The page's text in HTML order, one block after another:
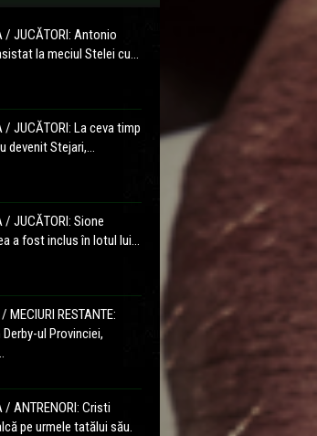
/ JUCĂTORI: Antonio
la meciul Stelei cu...
/ JUCĂTORI: La ceva timp
devenit Stejari,...
/ JUCĂTORI: Sione
a fost inclus în lotul lui...
MECIURI RESTANTE:
ul Provinciei,
/ ANTRENORI: Cristi
pe urmele tatălui său.